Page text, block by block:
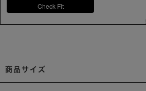
Check Fit
商品サイズ